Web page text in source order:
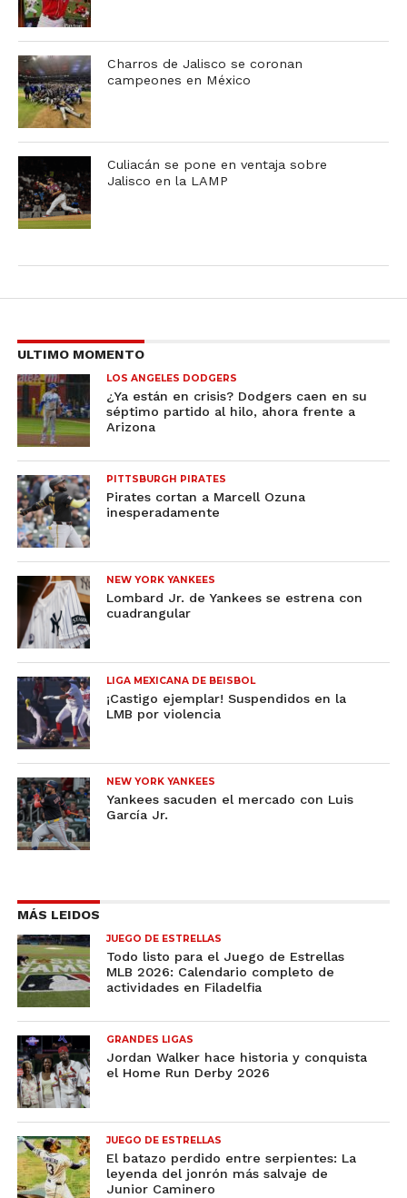
Charros de Jalisco se coronan
campeones en México
Culiacán se pone en ventaja sobre
Jalisco en la LAMP
ULTIMO MOMENTO
LOS ANGELES DODGERS
¿Ya están en crisis? Dodgers caen en su
séptimo partido al hilo, ahora frente a
Arizona
PITTSBURGH PIRATES
Pirates cortan a Marcell Ozuna
inesperadamente
NEW YORK YANKEES
Lombard Jr. de Yankees se estrena con
cuadrangular
LIGA MEXICANA DE BEISBOL
¡Castigo ejemplar! Suspendidos en la
LMB por violencia
NEW YORK YANKEES
Yankees sacuden el mercado con Luis
García Jr.
MÁS LEIDOS
JUEGO DE ESTRELLAS
Todo listo para el Juego de Estrellas
MLB 2026: Calendario completo de
actividades en Filadelfia
GRANDES LIGAS
Jordan Walker hace historia y conquista
el Home Run Derby 2026
JUEGO DE ESTRELLAS
El batazo perdido entre serpientes: La
leyenda del jonrón más salvaje de
Junior Caminero